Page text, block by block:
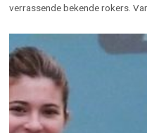
verrassende bekende rokers.